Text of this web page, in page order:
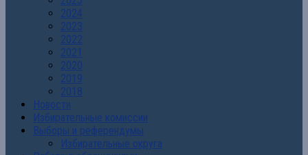
2024
2023
2022
2021
2020
2019
2018
Новости
Избирательные комиссии
Выборы и референдумы
Избирательные округа